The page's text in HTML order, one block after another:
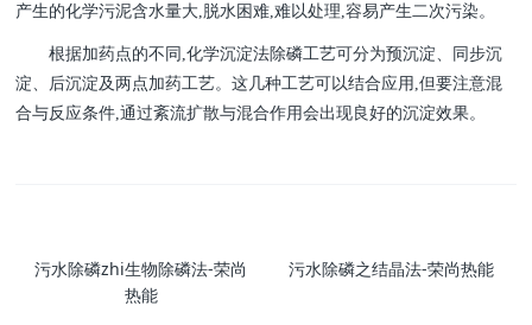
产生的化学污泥含水量大,脱水困难,难以处理,容易产生二次污染。
根据加药点的不同,化学沉淀法除磷工艺可分为预沉淀、同步沉
淀、后沉淀及两点加药工艺。这几种工艺可以结合应用,但要注意混
合与反应条件,通过紊流扩散与混合作用会出现良好的沉淀效果。
污水除磷zhi生物除磷法-荣尚
热能
污水除磷之结晶法-荣尚热能